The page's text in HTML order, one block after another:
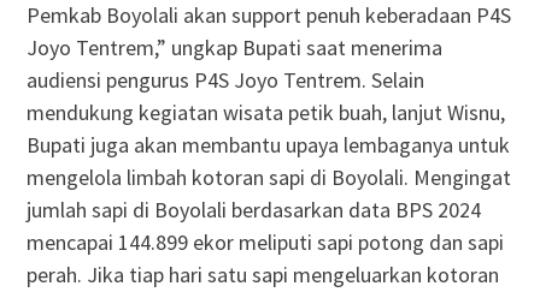
Pemkab Boyolali akan support penuh keberadaan P4S
Joyo Tentrem,” ungkap Bupati saat menerima
audiensi pengurus P4S Joyo Tentrem. Selain
mendukung kegiatan wisata petik buah, lanjut Wisnu,
Bupati juga akan membantu upaya lembaganya untuk
mengelola limbah kotoran sapi di Boyolali. Mengingat
jumlah sapi di Boyolali berdasarkan data BPS 2024
mencapai 144.899 ekor meliputi sapi potong dan sapi
perah. Jika tiap hari satu sapi mengeluarkan kotoran